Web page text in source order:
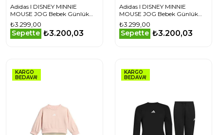
Adidas I DISNEY MINNIE
MOUSE JOG Bebek Günlük
Eşofman Takımı KG6114 Mor
₺3.299,00
Sepette ₺3.200,03
Adidas I DISNEY MINNIE
MOUSE JOG Bebek Günlük
Eşofman Takımı KS3949
Pembe
₺3.299,00
Sepette ₺3.200,03
KARGO
BEDAVA!
KARGO
BEDAVA!